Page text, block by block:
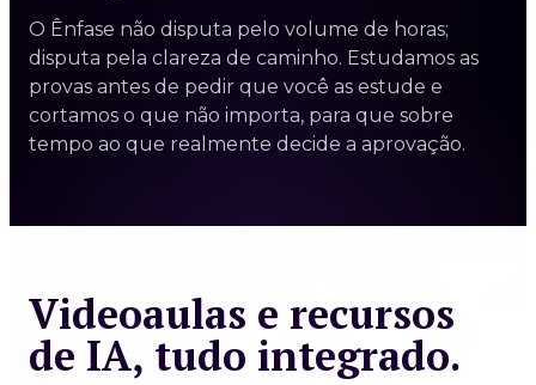
O Ênfase não disputa pelo volume de horas;
disputa pela clareza de caminho. Estudamos as
provas antes de pedir que você as estude e
cortamos o que não importa, para que sobre
tempo ao que realmente decide a aprovação.
Videoaulas e recursos
de IA, tudo integrado.